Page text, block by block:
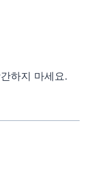
하지 마세요.